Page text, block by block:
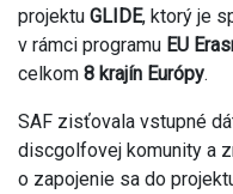
projektu GLIDE, ktorý je
v rámci programu EU
celkom 8 krajín Európy.
SAF zisťovala vstupné
discgolfovej komunity a
o zapojenie sa do